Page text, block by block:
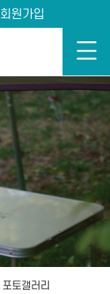
회원가입
포토갤러리